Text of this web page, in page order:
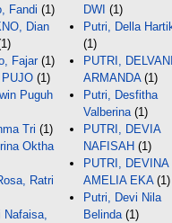
Fandi (1)
Dian
Fajar(1)
(1)
Puguh
Tri (1)
Oktha
Ratri
Nafaisa,
DWI (1)
Putri, Della
(1)
PUTRI,
ARMANDA(1)
Putri, Desfitha
Valberina (1)
PUTRI, DEVIA
NAFISAH (1)
PUTRI, DEVINA
AMELIA EKA(1)
Putri, Devi Nila
Belinda (1)